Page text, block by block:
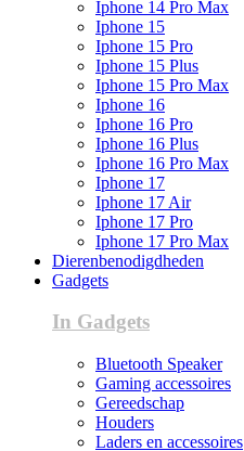
Iphone 14 Pro Max
Iphone 15
Iphone 15 Pro
Iphone 15 Plus
Iphone 15 Pro Max
Iphone 16
Iphone 16 Pro
Iphone 16 Plus
Iphone 16 Pro Max
Iphone 17
Iphone 17 Air
Iphone 17 Pro
Iphone 17 Pro Max
Dierenbenodigdheden
Gadgets
In Gadgets
Bluetooth Speaker
Gaming accessoires
Gereedschap
Houders
Laders en accessoires